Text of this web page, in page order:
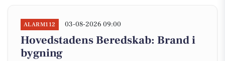
ALARM112 03-08-2026 09:00
Hovedstadens Beredskab: Brand i
bygning